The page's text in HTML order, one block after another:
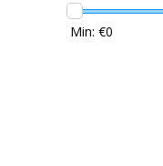
Min: €0